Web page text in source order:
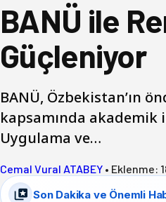
BANÜ ile
Güçleniyor
BANÜ, Özbekistan’ın
kapsamında
Uygulama ve…
Cemal Vural ATABEY • Eklenme:
Son Dakika ve Önemli